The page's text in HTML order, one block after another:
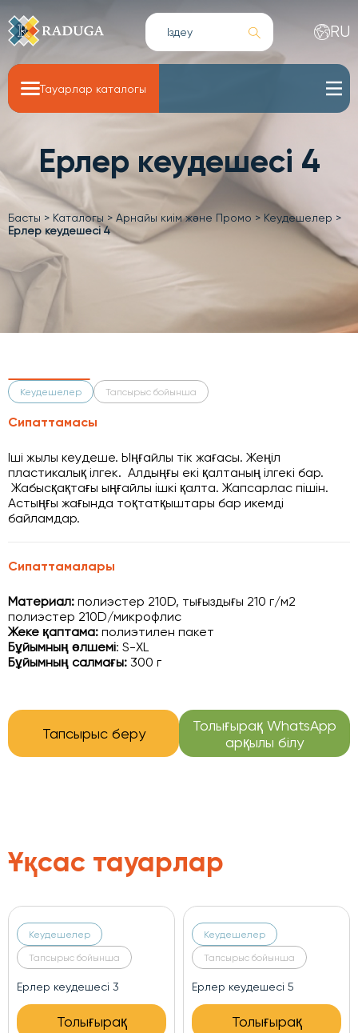
RU
Тауарлар каталогы
Ерлер кеудешесі 4
Басты > Каталогы > Арнайы киім және Промо > Кеудешелер >
Ерлер кеудешесі 4
Кеудешелер Тапсырыс бойынша
Сипаттамасы
Іші жылы кеудеше. Ыңғайлы тік жағасы. Жеңіл
пластикалық ілгек. Алдыңғы екі қалтаның ілгекі бар.
Жабысқақтағы ыңғайлы ішкі қалта. Жапсарлас пішін.
Астыңғы жағында тоқтатқыштары бар икемді
байламдар.
Сипаттамалары
Материал: полиэстер 210D, тығыздығы 210 г/м2
полиэстер 210D/микрофлис
Жеке қаптама: полиэтилен пакет
Бұйымның өлшемі: S-XL
Бұйымның салмағы: 300 г
Тапсырыс беру
Толығырақ WhatsApp
арқылы білу
Ұқсас тауарлар
Кеудешелер
Тапсырыс бойынша
Ерлер кеудешесі 3
Толығырақ
Кеудешелер
Тапсырыс бойынша
Ерлер кеудешесі 5
Толығырақ